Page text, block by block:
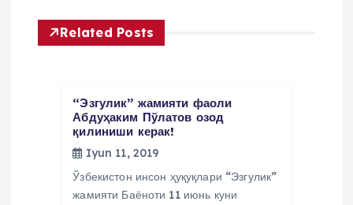
n
Related Posts
“Эзгулик” жамияти фаоли
Абдуҳаким Пўлатов озод
қилиниши керак!
Iyun 11, 2019
Ўзбекистон инсон ҳуқуқлари “Эзгулик”
жамияти Баёноти 11 июнь куни